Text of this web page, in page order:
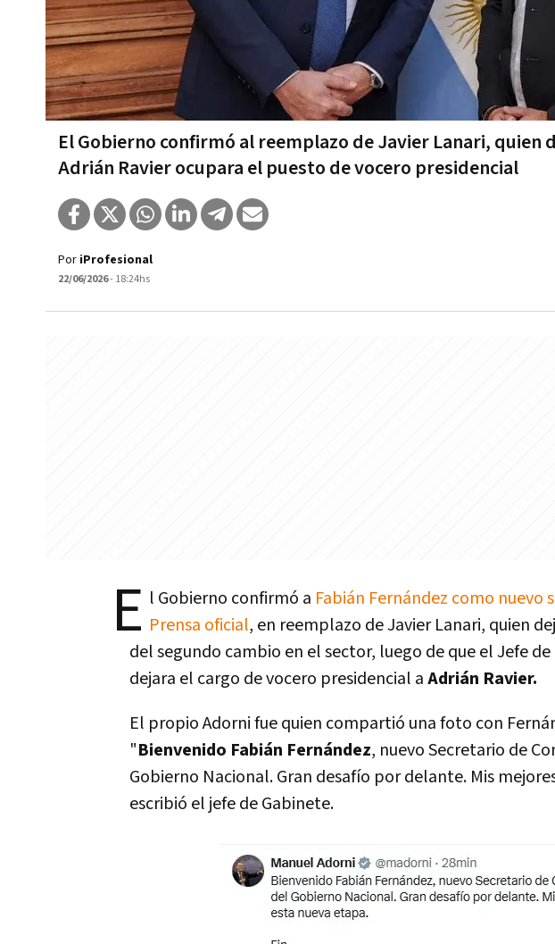
El Gobierno confirmó al reemplazo de Javier Lanari, quien
Adrián Ravier ocupara el puesto de vocero presidencial
Por iProfesional
22/06/2026- 18:24hs
E l Gobierno confirmó a Fabián Fernández como nuevo
Prensa oficial, en reemplazo de Javier Lanari, quien
del segundo cambio en el sector, luego de que el Jefe
dejara el cargo de vocero presidencial aAdrián Ravier.
El propio Adorni fue quien compartió una foto con
"Bienvenido Fabián Fernández, nuevo Secretario de
Gobierno Nacional. Gran desafío por delante. Mis
escribió el jefe de Gabinete.